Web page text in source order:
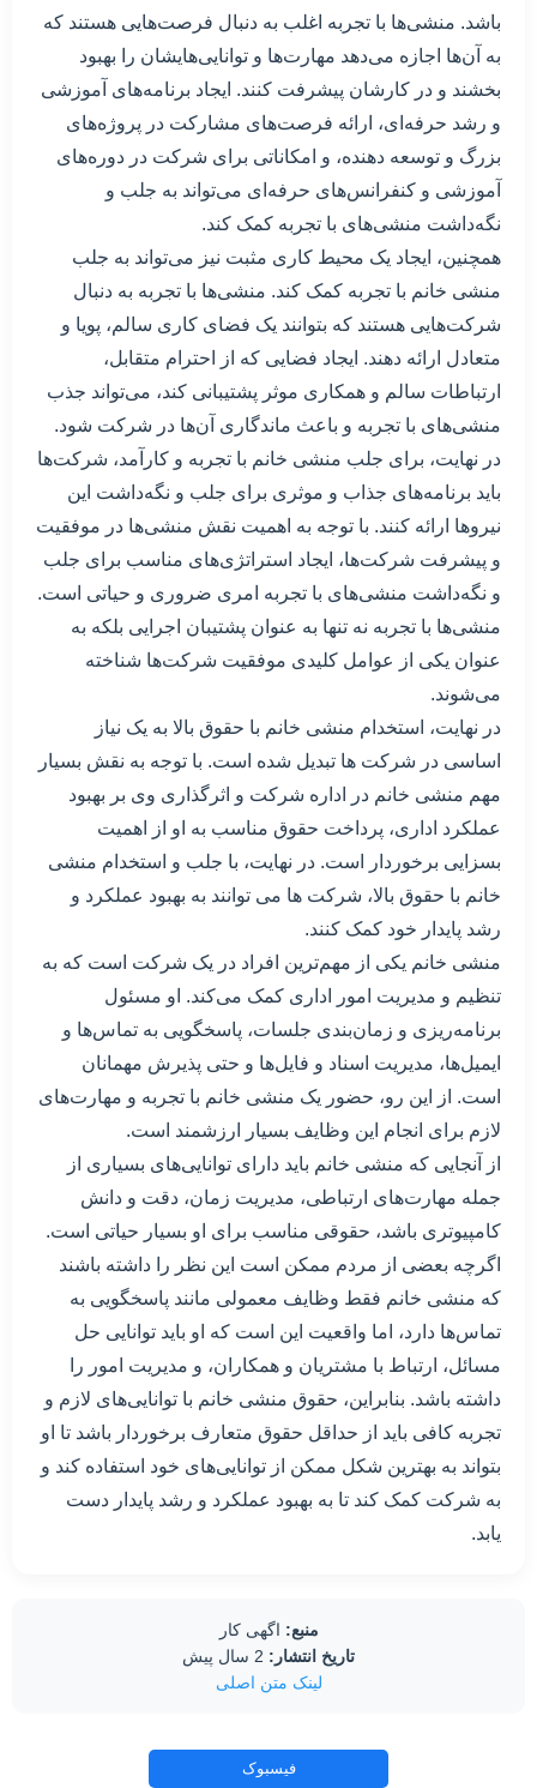
باشد. منشی‌ها با تجربه اغلب به دنبال فرصت‌هایی هستند که
به آن‌ها اجازه می‌دهد مهارت‌ها و توانایی‌هایشان را بهبود
بخشند و در کارشان پیشرفت کنند. ایجاد برنامه‌های آموزشی
و رشد حرفه‌ای، ارائه فرصت‌های مشارکت در پروژه‌های
بزرگ و توسعه دهنده، و امکاناتی برای شرکت در دوره‌های
آموزشی و کنفرانس‌های حرفه‌ای می‌تواند به جلب و
نگه‌داشت منشی‌های با تجربه کمک کند.
همچنین، ایجاد یک محیط کاری مثبت نیز می‌تواند به جلب
منشی خانم با تجربه کمک کند. منشی‌ها با تجربه به دنبال
شرکت‌هایی هستند که بتوانند یک فضای کاری سالم، پویا و
متعادل ارائه دهند. ایجاد فضایی که از احترام متقابل،
ارتباطات سالم و همکاری موثر پشتیبانی کند، می‌تواند جذب
منشی‌های با تجربه و باعث ماندگاری آن‌ها در شرکت شود.
در نهایت، برای جلب منشی خانم با تجربه و کارآمد، شرکت‌ها
باید برنامه‌های جذاب و موثری برای جلب و نگه‌داشت این
نیروها ارائه کنند. با توجه به اهمیت نقش منشی‌ها در موفقیت
و پیشرفت شرکت‌ها، ایجاد استراتژی‌های مناسب برای جلب
و نگه‌داشت منشی‌های با تجربه امری ضروری و حیاتی است.
منشی‌ها با تجربه نه تنها به عنوان پشتیبان اجرایی بلکه به
عنوان یکی از عوامل کلیدی موفقیت شرکت‌ها شناخته
می‌شوند.
در نهایت، استخدام منشی خانم با حقوق بالا به یک نیاز
اساسی در شرکت ها تبدیل شده است. با توجه به نقش بسیار
مهم منشی خانم در اداره شرکت و اثرگذاری وی بر بهبود
عملکرد اداری، پرداخت حقوق مناسب به او از اهمیت
بسزایی برخوردار است. در نهایت، با جلب و استخدام منشی
خانم با حقوق بالا، شرکت ها می توانند به بهبود عملکرد و
رشد پایدار خود کمک کنند.
منشی خانم یکی از مهم‌ترین افراد در یک شرکت است که به
تنظیم و مدیریت امور اداری کمک می‌کند. او مسئول
برنامه‌ریزی و زمان‌بندی جلسات، پاسخگویی به تماس‌ها و
ایمیل‌ها، مدیریت اسناد و فایل‌ها و حتی پذیرش مهمانان
است. از این رو، حضور یک منشی خانم با تجربه و مهارت‌های
لازم برای انجام این وظایف بسیار ارزشمند است.
از آنجایی که منشی خانم باید دارای توانایی‌های بسیاری از
جمله مهارت‌های ارتباطی، مدیریت زمان، دقت و دانش
کامپیوتری باشد، حقوقی مناسب برای او بسیار حیاتی است.
اگرچه بعضی از مردم ممکن است این نظر را داشته باشند
که منشی خانم فقط وظایف معمولی مانند پاسخگویی به
تماس‌ها دارد، اما واقعیت این است که او باید توانایی حل
مسائل، ارتباط با مشتریان و همکاران، و مدیریت امور را
داشته باشد. بنابراین، حقوق منشی خانم با توانایی‌های لازم و
تجربه کافی باید از حداقل حقوق متعارف برخوردار باشد تا او
بتواند به بهترین شکل ممکن از توانایی‌های خود استفاده کند و
به شرکت کمک کند تا به بهبود عملکرد و رشد پایدار دست
یابد.
منبع: اگهی کار
تاریخ انتشار:
لینک متن اصلی
فیسبوک